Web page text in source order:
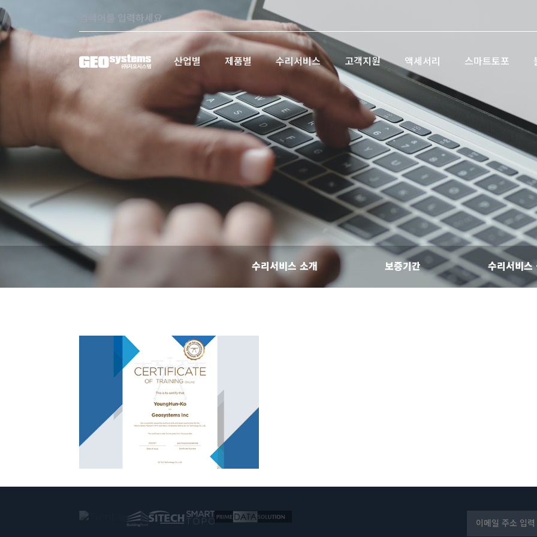
콘텐츠로
바로가기
Search:
산업별 제품별 수리서비스 고객지원 액세서리 스마트토포
수리서비스 소개 보증기간 수리서비스